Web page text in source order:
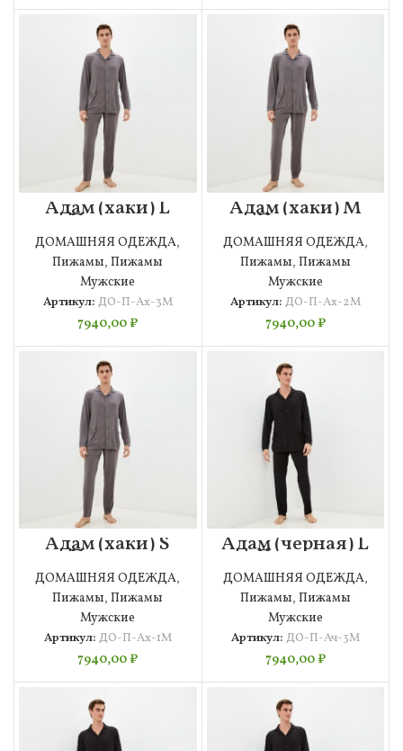
Адам (хаки) L
Пижама
Мужская
ДОМАШНЯЯ ОДЕЖДА,
Пижамы,Пижамы
Мужские
Артикул: ДО-П-Ах-3М
7940,00₽
Адам (хаки) M
Пижама
Мужская
ДОМАШНЯЯ ОДЕЖДА,
Пижамы, Пижамы
Мужские
Артикул: ДО-П-Ах-2М
7940,00₽
Адам (хаки) S
Пижама
Мужская
ДОМАШНЯЯ ОДЕЖДА,
Пижамы,Пижамы
Мужские
Артикул: ДО-П-Ах-1М
7940,00₽
Адам (черная) L
Пижама
Мужская
ДОМАШНЯЯ ОДЕЖДА,
Пижамы, Пижамы
Мужские
Артикул: ДО-П-Ач-3М
7940,00₽